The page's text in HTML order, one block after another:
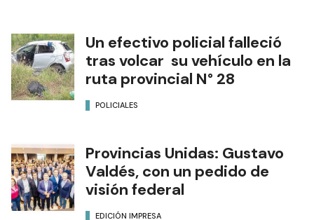
Un efectivo policial falleció
tras volcar su vehículo en la
ruta provincial N° 28
POLICIALES
Provincias Unidas: Gustavo
Valdés, con un pedido de
visión federal
EDICIÓN IMPRESA